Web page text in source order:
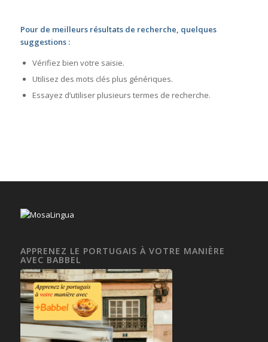
Pour de meilleurs résultats de recherche, quelques
suggestions :
Vérifiez bien votre saisie.
Utilisez des mots clés plus génériques.
Essayez d’utiliser plusieurs termes de recherche.
APPRENEZ LE PORTUGAIS À VOTRE MANIÈRE
AVEC BABBEL